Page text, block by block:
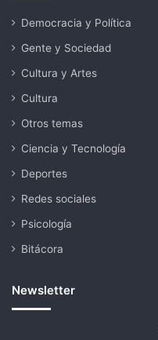
Democracia y Política
Gente y Sociedad
Cultura y Artes
Cultura
Otros temas
Ciencia y Tecnología
Deportes
Redes sociales
Psicología
Bitácora
Newsletter